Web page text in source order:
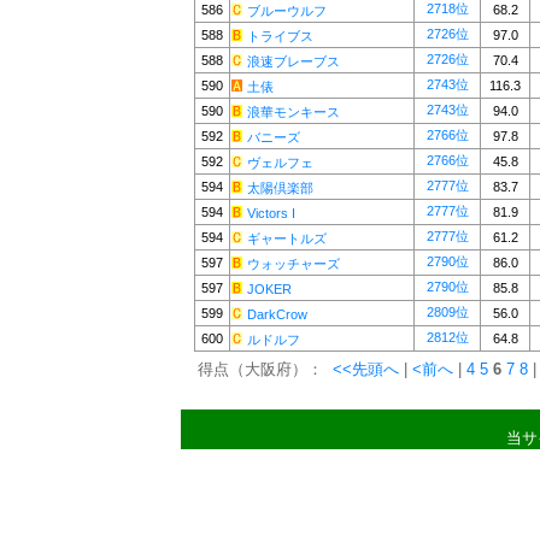
586
ブルーウルフ 2718位
68.2
588
トライブス 2726位
97.0
588
浪速ブレーブス 2726位
70.4
590
土俵 2743位
116.3
590
浪華モンキース 2743位
94.0
592
バニーズ 2766位
97.8
592
ヴェルフェ 2766位
45.8
594
太陽倶楽部 2777位
83.7
594
Victors I 2777位
81.9
594
ギャートルズ 2777位
61.2
597
ウォッチャーズ 2790位
86.0
597
JOKER 2790位
85.8
599
DarkCrow 2809位
56.0
600
ルドルフ 2812位 64.8
得点（大阪府）： <<先頭へ <前へ 4 5 6 7 8
当